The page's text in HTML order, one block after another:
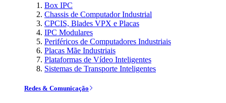
Box IPC
Chassis de Computador Industrial
CPCIS, Blades VPX e Placas
IPC Modulares
Periféricos de Computadores Industriais
Placas Mãe Industriais
Plataformas de Vídeo Inteligentes
Sistemas de Transporte Inteligentes
Redes & Comunicação